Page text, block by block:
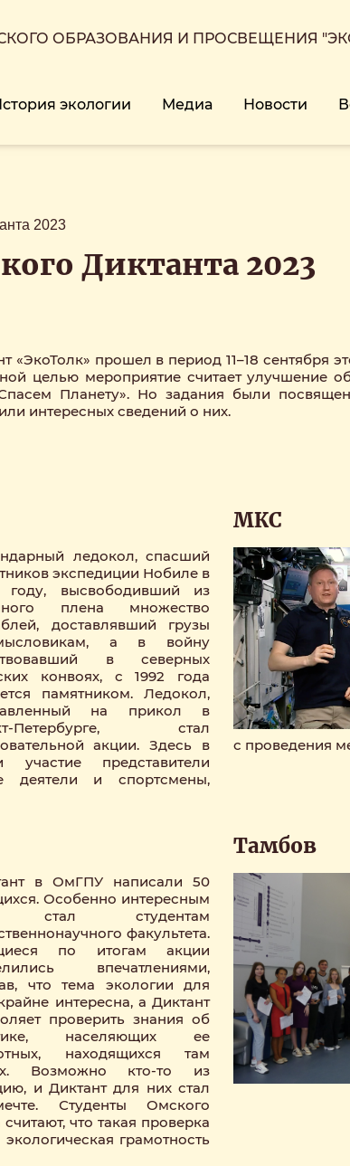
ОБРАЗОВАНИЯ И ПРОСВЕЩЕНИЯ
экологии Медиа Новости
2023
Диктанта 2023
«ЭкоТолк» прошел в период 11–18 сентября
целью мероприятие считает улучшение
Планету». Но задания были
интересных сведений о них.
ледокол, спасший
экспедиции Нобиле в
году, высвободивший из
плена множество
доставлявший грузы
а в войну
в северных
конвоях, с 1992 года
памятником. Ледокол,
на прикол в
Петербурге, стал
акции. Здесь в
представители
деятели и спортсмены,
МКС
с проведения
в ОмГПУ написали 50
Особенно интересным
стал студентам
факультета.
по итогам акции
впечатлениями,
что тема экологии для
интересна, а Диктант
проверить знания об
населяющих ее
находящихся там
Возможно кто-то из
и Диктант для них стал
Студенты Омского
что такая проверка
грамотность
Тамбов